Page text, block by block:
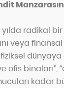
radikal
veya
ofis binaları”,
kadar